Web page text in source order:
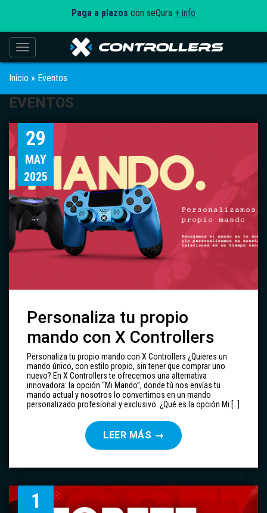
Paga a plazos con seQura + info
Toggle navigation
Inicio » Eventos
EVENTOS
29
MAY
2025
Personaliza tu propio
mando con X Controllers
Personaliza tu propio mando con X Controllers ¿Quieres un
mando único, con estilo propio, sin tener que comprar uno
nuevo? En X Controllers te ofrecemos una alternativa
innovadora: la opción “Mi Mando”, donde tú nos envías tu
mando actual y nosotros lo convertimos en un mando
personalizado profesional y exclusivo. ¿Qué es la opción Mi […]
LEER MÁS →
1